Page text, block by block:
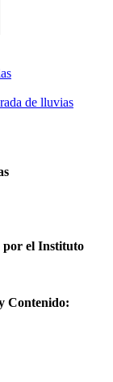
de lluvias
por el Instituto
Contenido: